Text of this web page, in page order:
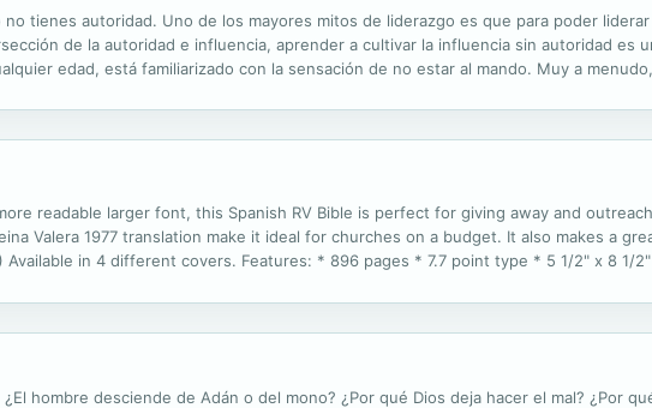
tienes autoridad. Uno de los mayores mitos de liderazgo es que para poder
de la autoridad e influencia, aprender a cultivar la influencia sin autoridad es
edad, está familiarizado con la sensación de no estar al mando. Muy a
readable larger font, this Spanish RV Bible is perfect for giving away and
Valera 1977 translation make it ideal for churches on a budget. It also makes a
Available in 4 different covers. Features: * 896 pages * 7.7 point type * 5 1/2" x 8 1/
hombre desciende de Adán o del mono? ¿Por qué Dios deja hacer el mal? ¿Por